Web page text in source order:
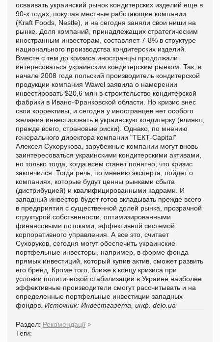
осваивать украинский рынок кондитерских изделий еще в
90-х годах, покупая местные работающие компании
(Kraft Foods, Nestle), и на сегодня заняли свои ниши на
рынке. Доля компаний, принадлежащих стратегическим
иностранным инвесторам, составляет 7-8% в структуре
национального производства кондитерских изделий.
Вместе с тем до кризиса иностранцы продолжали
интересоваться украинским кондитерским рынком. Так, в
начале 2008 года польский производитель кондитерской
продукции компания Wawel заявила о намерении
инвестировать $20,6 млн в строительство кондитерской
фабрики в Ивано-Франковской области. Но кризис внес
свои коррективы, и сегодня у иностранцев нет особого
желания инвестировать в украинскую кондитерку (влияют,
прежде всего, страновые риски). Однако, по мнению
генерального директора компании "ТЕКТ-Capital"
Алексея Сухорукова, зарубежные компании могут вновь
заинтересоваться украинскими кондитерскими активами,
но только тогда, когда всем станет понятно, что кризис
закончился. Тогда речь, по мнению эксперта, пойдет о
компаниях, которые будут ценны рынками сбыта
(дистрибуцией) и квалифицированными кадрами. И
западный инвестор будет готов вкладывать прежде всего
в предприятия с существенной долей рынка, прозрачной
структурой собственности, оптимизированными
финансовыми потоками, эффективной системой
корпоративного управления. А все это, считает
Сухоруков, сегодня могут обеспечить украинские
портфельные инвесторы, например, в форме фонда
прямых инвестиций, который купив актив, сможет развить
его бренд. Кроме того, ближе к концу кризиса при
условии политической стабилизации в Украине наиболее
эффективные производители смогут рассчитывать и на
определенные портфельные инвестиции западных
фондов. Источник: Инвестгазета, инф. delo.ua
Раздел: Рекомендації >
Теги: